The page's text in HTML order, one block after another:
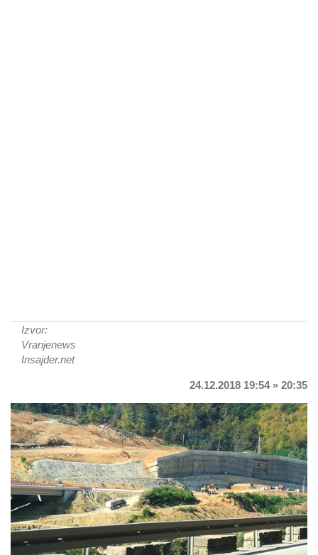
Izvor:
Vranjenews
Insajder.net
24.12.2018 19:54 » 20:35